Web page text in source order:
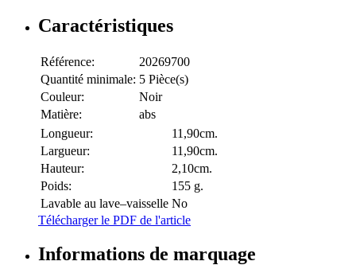
Caractéristiques
Référence:
20269700
Quantité minimale: 5 Pièce(s)
Couleur:
Noir
Matière:
abs
Longueur:
11,90cm.
Largueur:
11,90cm.
Hauteur:
2,10cm.
Poids:
155 g.
Lavable au lave–vaisselle No
Télécharger le PDF de l'article
Informations de marquage